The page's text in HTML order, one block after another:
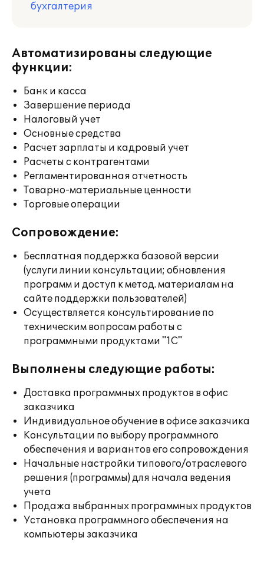
бухгалтерия
Автоматизированы следующие
функции:
Банк и касса
Завершение периода
Налоговый учет
Основные средства
Расчет зарплаты и кадровый учет
Расчеты с контрагентами
Регламентированная отчетность
Товарно-материальные ценности
Торговые операции
Сопровождение:
Бесплатная поддержка базовой версии
(услуги линии консультации; обновления
программ и доступ к метод. материалам на
сайте поддержки пользователей)
Осуществляется консультирование по
техническим вопросам работы с
программными продуктами "1С"
Выполнены следующие работы:
Доставка программных продуктов в офис
заказчика
Индивидуальное обучение в офисе заказчика
Консультации по выбору программного
обеспечения и вариантов его сопровождения
Начальные настройки типового/отраслевого
решения (программы) для начала ведения
учета
Продажа выбранных программных продуктов
Установка программного обеспечения на
компьютеры заказчика